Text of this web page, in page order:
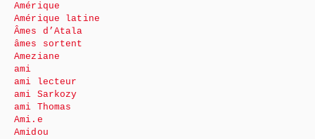
Amérique
Amérique latine
Âmes d’Atala
âmes sortent
Ameziane
ami
ami lecteur
ami Sarkozy
ami Thomas
Ami.e
Amidou